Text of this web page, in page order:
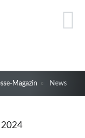
Magazin News
2024